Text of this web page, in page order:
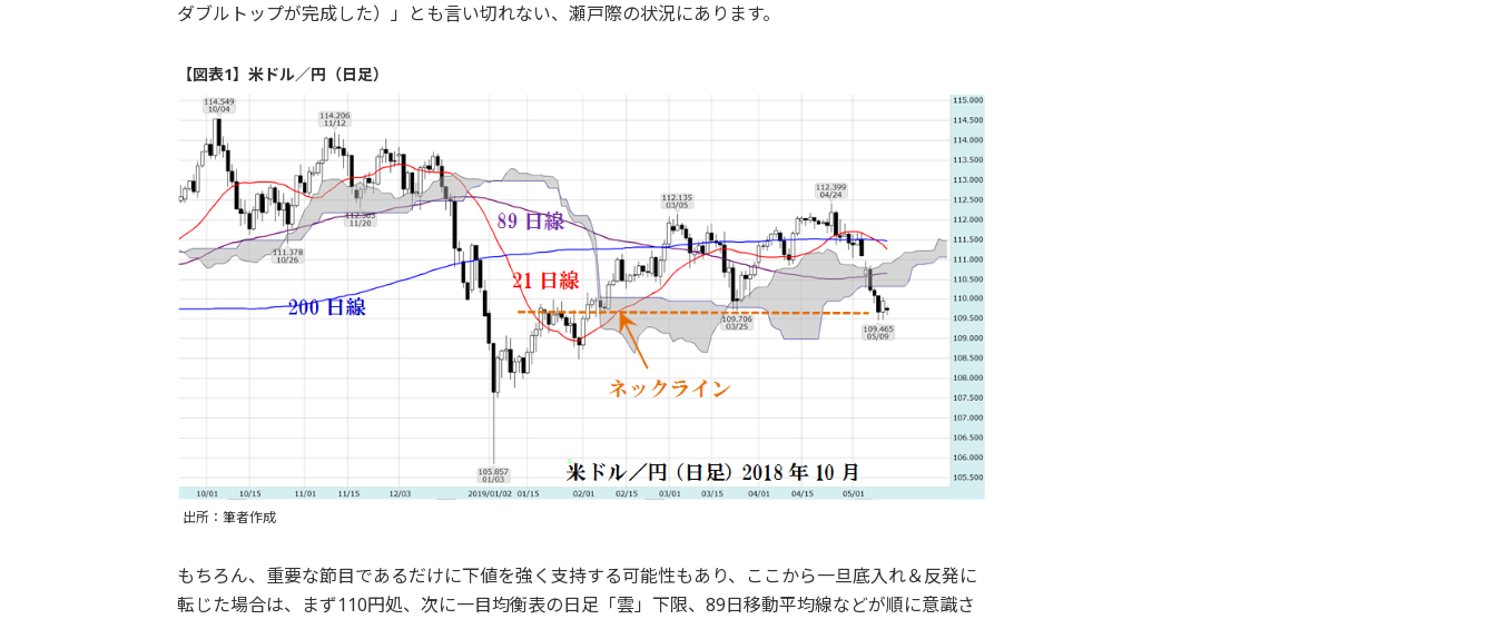
ダブルトップが完成した）」とも言い切れない、瀬戸際の状況にあります。
【図表1】米ドル／円（日足）
出所：筆者作成
もちろん、重要な節目であるだけに下値を強く支持する可能性もあり、ここから一旦底入れ＆反発に
転じた場合は、まず110円処、次に一目均衡表の日足「雲」下限、89日移動平均線などが順に意識さ